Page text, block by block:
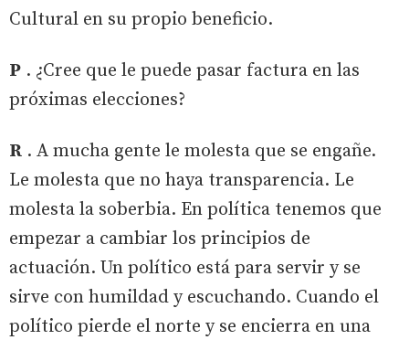
Cultural en su propio beneficio.
P . ¿Cree que le puede pasar factura en las
próximas elecciones?
R . A mucha gente le molesta que se engañe.
Le molesta que no haya transparencia. Le
molesta la soberbia. En política tenemos que
empezar a cambiar los principios de
actuación. Un político está para servir y se
sirve con humildad y escuchando. Cuando el
político pierde el norte y se encierra en una